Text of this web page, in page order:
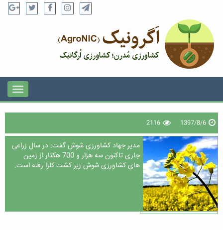
1397/8/6
2116
مدیر جهاد کشاورزی شوش گفت: در سال زراعی
جاری تاکنون سه هزار و 700 هکتار از زمین
های کشاورزی شوش زیر کشت کلزا رفته است.